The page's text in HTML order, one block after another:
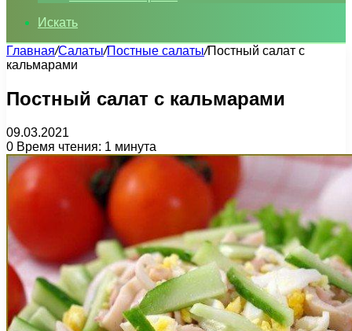
Искать
Главная/Салаты/Постные салаты/Постный салат с
кальмарами
Постный салат с кальмарами
09.03.2021
0 Время чтения: 1 минута